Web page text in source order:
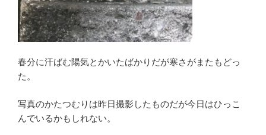
春分に汗ばむ陽気とかいたばかりだが寒さがまたもどっ
た。
写真のかたつむりは昨日撮影したものだが今日はひっこ
んでいるかもしれない。